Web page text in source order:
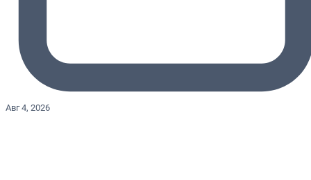
Авг 4, 2026